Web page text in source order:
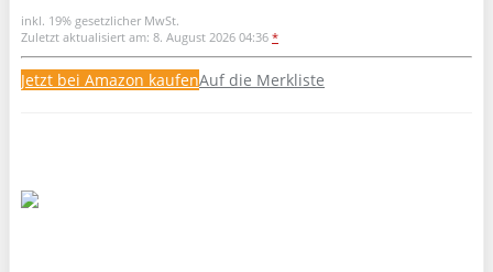
inkl. 19% gesetzlicher MwSt.
Zuletzt aktualisiert am: 8. August 2026 04:36 *
Jetzt bei Amazon kaufenAuf die Merkliste